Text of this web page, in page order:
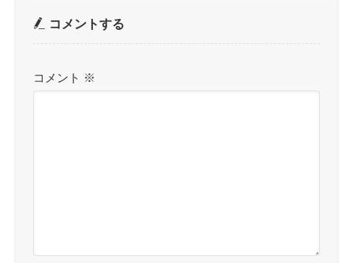
コメントする
コメント ※